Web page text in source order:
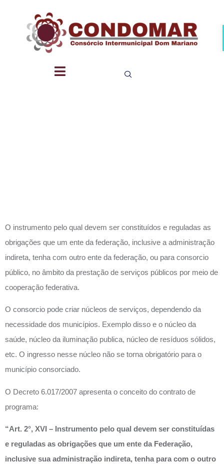
O instrumento pelo qual devem ser constituídos e reguladas as
obrigações que um ente da federação, inclusive a administração
indireta, tenha com outro ente da federação, ou para consorcio
público, no âmbito da prestação de serviços públicos por meio de
cooperação federativa.
O consorcio pode criar núcleos de serviços, dependendo da
necessidade dos municípios. Exemplo disso e o núcleo da
saúde, núcleo da iluminação publica, núcleo de resíduos sólidos,
etc. O ingresso nesse núcleo não se torna obrigatório para o
município consorciado.
O Decreto 6.017/2007 apresenta o conceito do contrato de
programa:
“Art. 2°, XVI – Instrumento pelo qual devem ser constituídas
e reguladas as obrigações que um ente da Federação,
inclusive sua administração indireta, tenha para com o outro